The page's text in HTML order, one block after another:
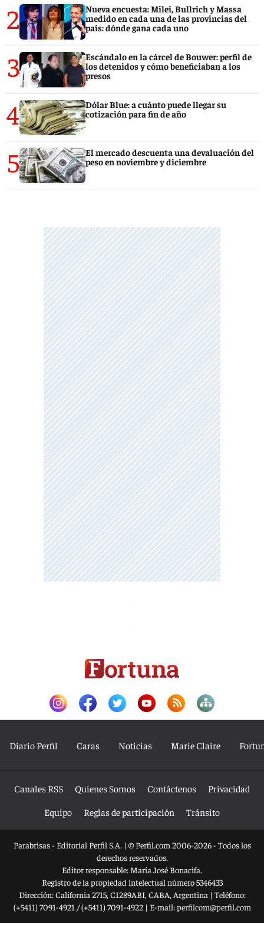
2
Nueva encuesta: Milei, Bullrich y Massa
medido en cada una de las provincias del
país: dónde gana cada uno
3
Escándalo en la cárcel de Bouwer: perfil de
los detenidos y cómo beneficiaban a los
presos
4
Dólar Blue: a cuánto puede llegar su
cotización para fin de año
5
El mercado descuenta una devaluación del
peso en noviembre y diciembre
Diario Perfil Caras Noticias Marie Claire
Canales RSS Quienes Somos Contáctenos
Privacidad
Equipo
Reglas de participación Tránsito
Parabrisas - Editorial Perfil S.A. | © Perfil.com 2006-2026 - Todos los
derechos reservados.
Editor responsable: María José Bonacifa.
Registro de la propiedad intelectual número 5346433
Dirección:California 2715, C1289ABI, CABA, Argentina | Teléfono:
(+5411) 7091-4921 /(+5411) 7091-4922| E-mail:perfilcom@perfil.com